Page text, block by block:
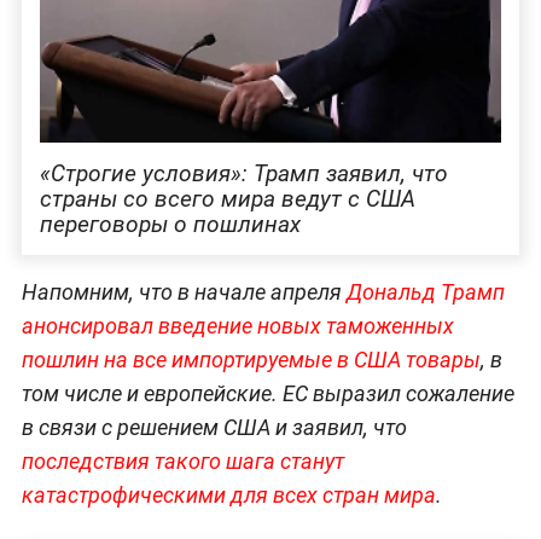
«Строгие условия»: Трамп заявил, что
страны со всего мира ведут с США
переговоры о пошлинах
Напомним, что в начале апреляДональд Трамп
анонсировал введение новых таможенных
пошлин на все импортируемые в США товары, в
том числе и европейские. ЕС выразил сожаление
в связи с решением США и заявил, что
последствия такого шага станут
катастрофическими для всех стран мира.